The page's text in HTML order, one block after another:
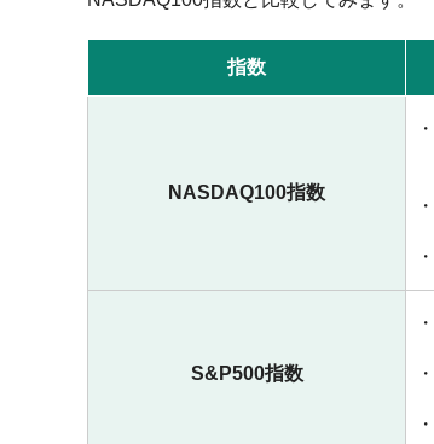
指数
NASDAQ100指数
S&P500指数